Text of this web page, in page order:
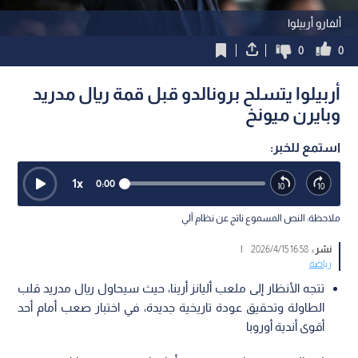
ألفارو أربيلوا
0
0
أربيلوا يتسلح برونالدو قبل قمة ريال مدريد
وبايرن ميونخ
استمع للخبر:
0:00
1x
ملاحظة: النص المسموع ناتج عن نظام آلي
نشر :16:58 2026/4/15
|
رياضة
تتجه الأنظار إلى ملعب أليانز أرينا، حيث سيحاول ريال مدريد قلب
الطاولة وتحقيق عودة تاريخية جديدة، في اختبار صعب أمام أحد
أقوى أندية أوروبا